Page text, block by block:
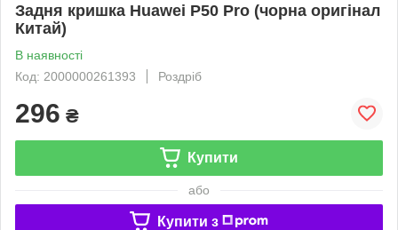
Задня кришка Huawei P50 Pro (чорна оригінал
Китай)
В наявності
Код: 2000000261393
Роздріб
296 ₴
Купити
або
Купити з